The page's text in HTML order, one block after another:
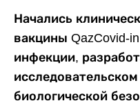
Начались
вакцины QazCovid-
инфекции,
биологической